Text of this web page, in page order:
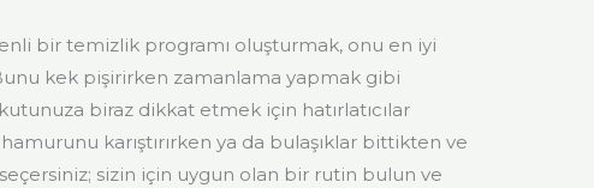
bir temizlik programı oluşturmak, onu en iyi
kek pişirirken zamanlama yapmak gibi
kutunuza biraz dikkat etmek için hatırlatıcılar
karıştırırken ya da bulaşıklar bittikten ve
sizin için uygun olan bir rutin bulun ve